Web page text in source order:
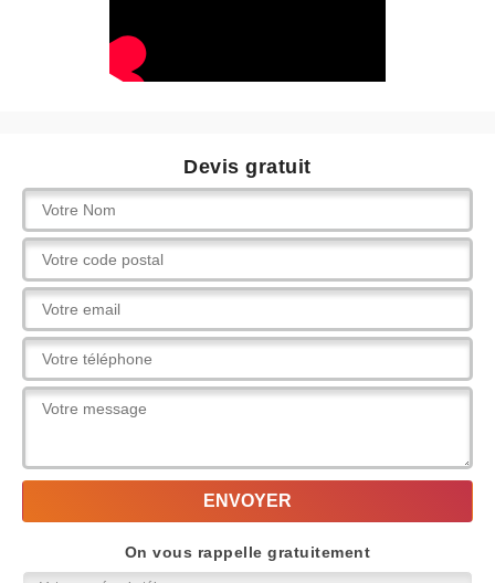
Devis gratuit
On vous rappelle gratuitement